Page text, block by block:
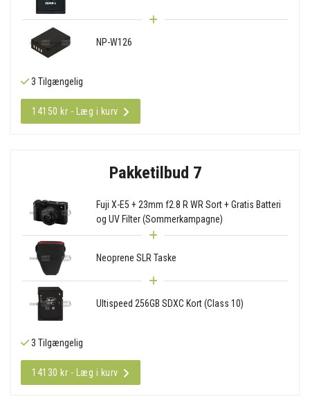
NP-W126
3 Tilgængelig
14150 kr - Læg i kurv
Pakketilbud 7
Fuji X-E5 + 23mm f2.8 R WR Sort + Gratis Batteri
og UV Filter (Sommerkampagne)
Neoprene SLR Taske
Ultispeed 256GB SDXC Kort (Class 10)
3 Tilgængelig
14130 kr - Læg i kurv